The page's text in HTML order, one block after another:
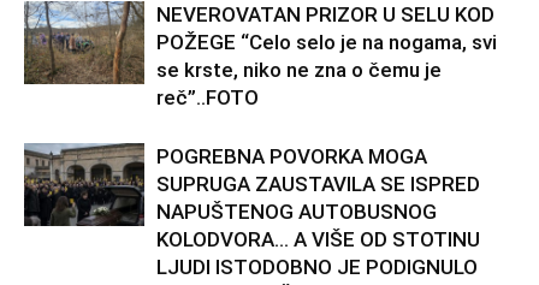
NEVEROVATAN PRIZOR U SELU KOD
POŽEGE “Celo selo je na nogama, svi
se krste, niko ne zna o čemu je
reč”..FOTO
POGREBNA POVORKA MOGA
SUPRUGA ZAUSTAVILA SE ISPRED
NAPUŠTENOG AUTOBUSNOG
KOLODVORA… A VIŠE OD STOTINU
LJUDI ISTODOBNO JE PODIGNULO